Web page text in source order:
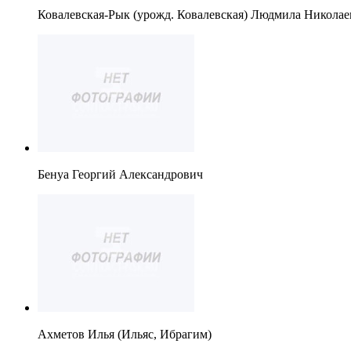
Ковалевская-Рык (урожд. Ковалевская) Людмила
Бенуа Георгий Александрович
Ахметов Илья (Ильяс, Ибрагим)